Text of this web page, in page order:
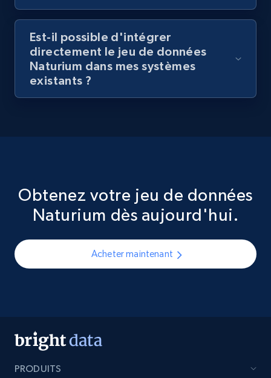
Est-il possible d'intégrer
directement le jeu de données
Naturium dans mes systèmes
existants ?
Obtenez votre jeu de données
Naturium dès aujourd'hui.
Acheter maintenant
PRODUITS